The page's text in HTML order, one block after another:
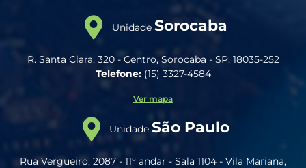
Unidade Sorocaba
R. Santa Clara, 320 - Centro, Sorocaba - SP, 18035-252
Telefone: (15) 3327-4584
Ver mapa
Unidade São Paulo
Rua Vergueiro, 2087 - 11° andar - Sala 1104 - Vila Mariana,